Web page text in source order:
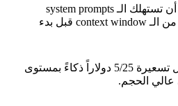
يمكن أن تستهلك الـ system prompts
وتعريفات الأدوات جزءاً كبيراً من الـ context window قبل بدء
تجعل تسعيرة 5/25 دولاراً ذكاءً بمستوى